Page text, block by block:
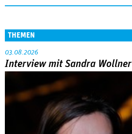
THEMEN
03.08.2026
Interview mit Sandra Wollner